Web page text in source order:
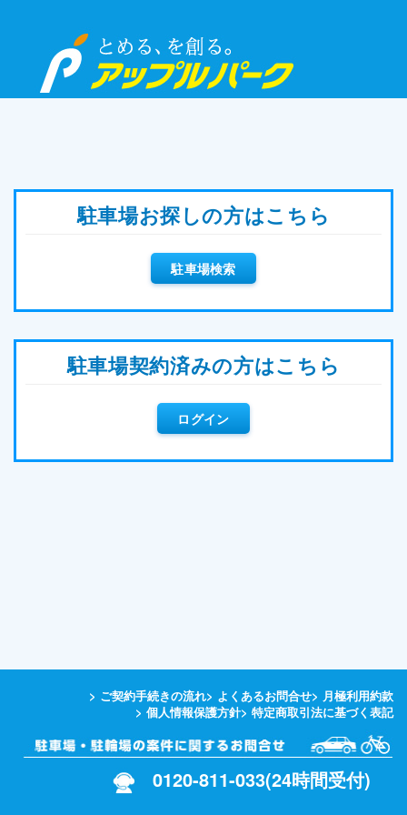
駐車場お探しの方はこちら
駐車場検索
駐車場契約済みの方はこちら
ログイン
> ご契約手続きの流れ> よくあるお問合せ> 月極利用約款
> 個人情報保護方針> 特定商取引法に基づく表記
0120-811-033(24時間受付)